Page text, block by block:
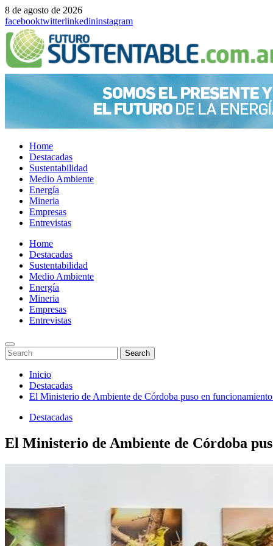
8 de agosto de 2026
facebooktwitterlinkedininstagram
Home
Destacadas
Sustentabilidad
Medio Ambiente
Energía
Mineria
Empresas
Entrevistas
Menu
Home
Destacadas
Sustentabilidad
Medio Ambiente
Energía
Mineria
Empresas
Entrevistas
Enter
Keyword
Search
for:
Search
Search
Saltar
contenido
Inicio
Destacadas
El Ministerio de Ambiente de Córdoba puso en
Destacadas
El Ministerio de Ambiente de Córdoba